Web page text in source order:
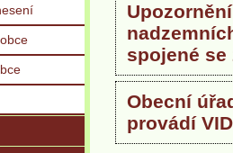
spojené se
Obecní
provádí